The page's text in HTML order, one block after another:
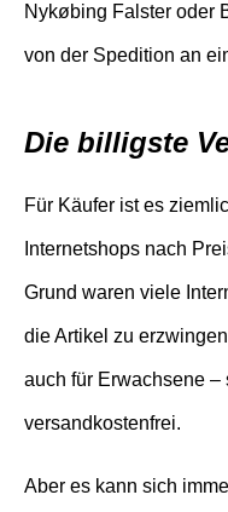
Nykøbing Falster oder
von der Spedition an
Die billigste
Für Käufer ist es
Internetshops nach
Grund waren viele
die Artikel zu
auch für Erwachsene –
versandkostenfrei.
Aber es kann sich